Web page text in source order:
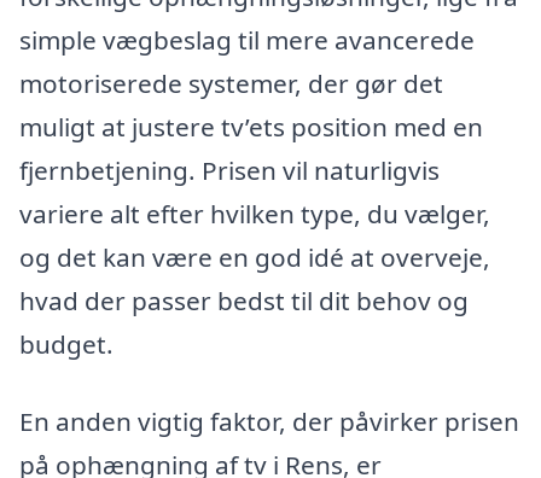
simple vægbeslag til mere avancerede
motoriserede systemer, der gør det
muligt at justere tv’ets position med en
fjernbetjening. Prisen vil naturligvis
variere alt efter hvilken type, du vælger,
og det kan være en god idé at overveje,
hvad der passer bedst til dit behov og
budget.
En anden vigtig faktor, der påvirker prisen
på ophængning af tv i Rens, er